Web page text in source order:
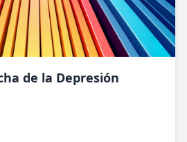
de la Depresión